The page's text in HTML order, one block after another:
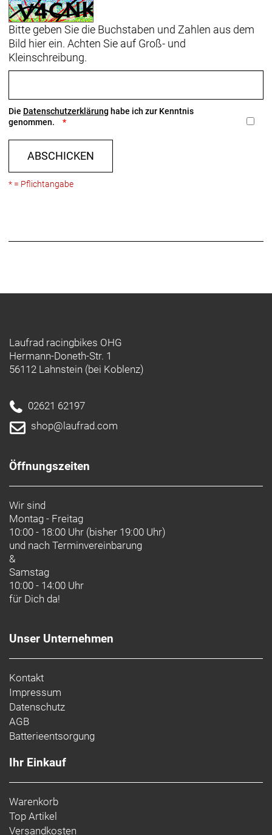
Bitte geben Sie die Buchstaben und Zahlen aus dem
Bild hier ein. Achten Sie auf Groß- und
Kleinschreibung.
Die Datenschutzerklärung habe ich zur Kenntnis
genommen.
ABSCHICKEN
* = Pflichtangabe
Laufrad racingbikes OHG
Hermann-Doneth-Str. 1
56112 Lahnstein (bei Koblenz)
02621 62197
shop@laufrad.com
Öffnungszeiten
Wir sind
Montag - Freitag
10:00 - 18:00 Uhr (bisher 19:00 Uhr)
und nach Terminvereinbarung
&
Samstag
10:00 - 14:00 Uhr
für Dich da!
Unser Unternehmen
Kontakt
Impressum
Datenschutz
AGB
Batterieentsorgung
Ihr Einkauf
Warenkorb
Top Artikel
Versandkosten